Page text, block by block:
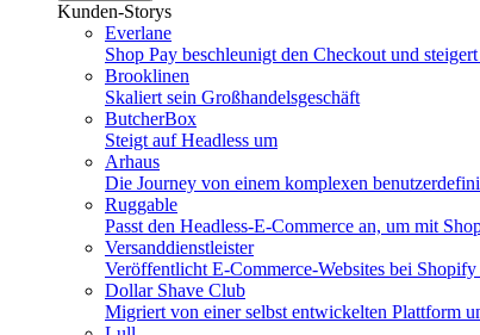
Kunden-Storys
Everlane
Shop Pay beschleunigt den Checkout und
Brooklinen
Skaliert sein Großhandelsgeschäft
ButcherBox
Steigt auf Headless um
Arhaus
Die Journey von einem komplexen
Ruggable
Passt den Headless-E-Commerce an, um mit
Versanddienstleister
Veröffentlicht E-Commerce-Websites bei
Dollar Shave Club
Migriert von einer selbst entwickelten Plattform